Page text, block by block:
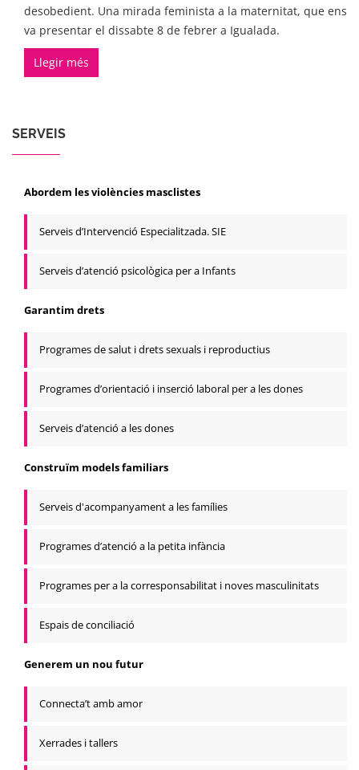
SERVEIS
Abordem les violències masclistes
Serveis d’Intervenció Especialitzada. SIE
Serveis d’atenció psicològica per a Infants
Garantim drets
Programes de salut i drets sexuals i reproductius
Programes d’orientació i inserció laboral per a les dones
Serveis d’atenció a les dones
Construïm models familiars
Serveis d'acompanyament a les famílies
Programes d’atenció a la petita infància
Programes per a la corresponsabilitat i noves masculinitats
Espais de conciliació
Generem un nou futur
Connecta’t amb amor
Xerrades i tallers
desobedient. Una mirada feminista a la maternitat, que ens
va presentar el dissabte 8 de febrer a Igualada.
Llegir més